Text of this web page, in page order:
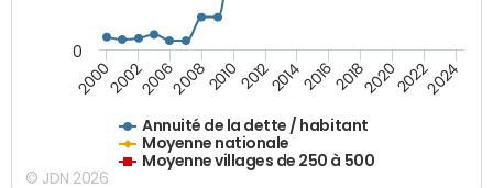
Annuité de la dette / habitant
Moyenne nationale
Moyenne villages de 250 à 500
200020022006200820102012201420162018202020222024
0
© JDN 2026